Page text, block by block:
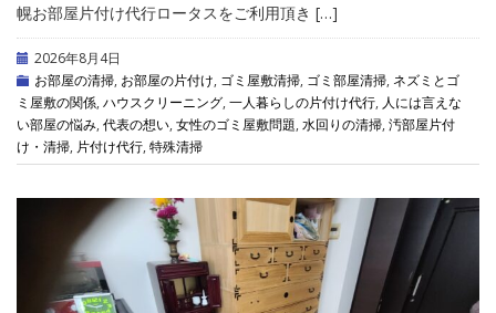
幌お部屋片付け代行ロータスをご利用頂き […]
2026年8月4日
お部屋の清掃, お部屋の片付け, ゴミ屋敷清掃, ゴミ部屋清掃, ネズミとゴ
ミ屋敷の関係, ハウスクリーニング, 一人暮らしの片付け代行, 人には言えな
い部屋の悩み, 代表の想い, 女性のゴミ屋敷問題, 水回りの清掃, 汚部屋片付
け・清掃, 片付け代行, 特殊清掃